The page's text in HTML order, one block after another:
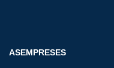
ASEMPRESES